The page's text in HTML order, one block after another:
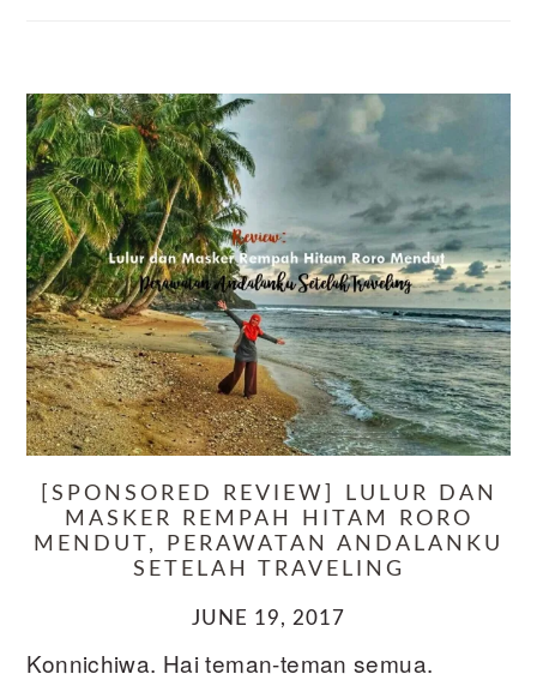
[SPONSORED REVIEW] LULUR DAN
MASKER REMPAH HITAM RORO
MENDUT, PERAWATAN ANDALANKU
SETELAH TRAVELING
JUNE 19, 2017
Konnichiwa. Hai teman-teman semua.